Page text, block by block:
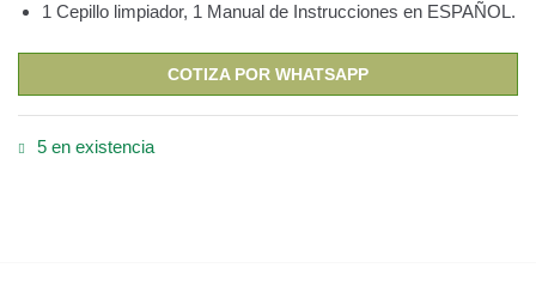
1 Cepillo limpiador, 1 Manual de Instrucciones en ESPAÑOL.
COTIZA POR WHATSAPP
5 en existencia